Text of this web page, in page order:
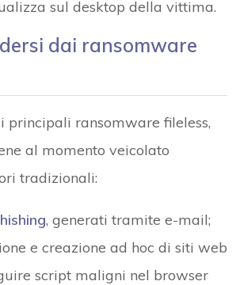
sul desktop della vittima.
dai ransomware
principali ransomware fileless,
al momento veicolato
tradizionali:
, generati tramite e-mail;
e creazione ad hoc di siti web
script maligni nel browser